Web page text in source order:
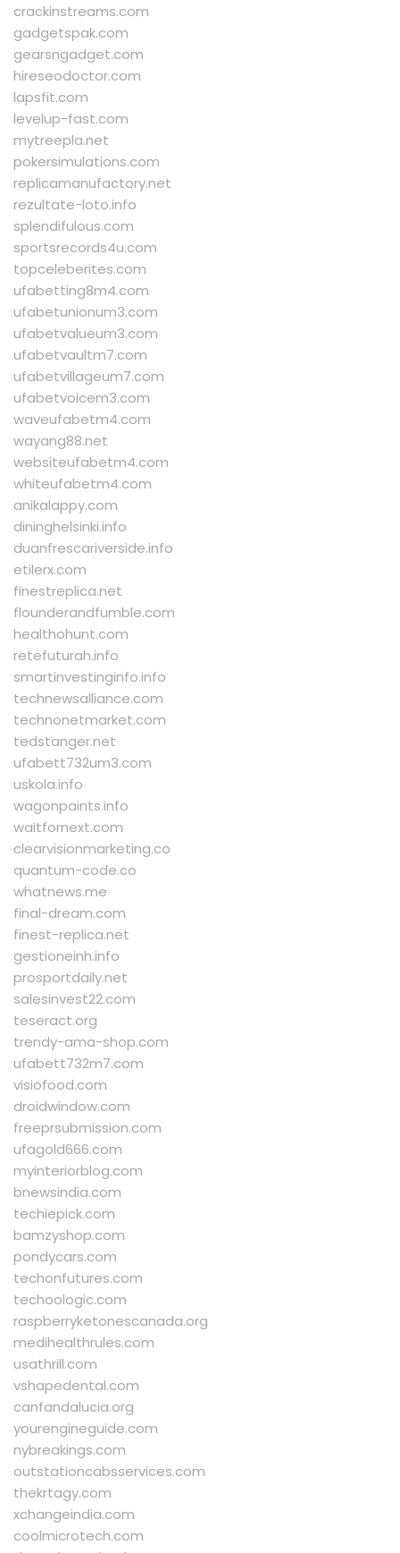
crackinstreams.com
gadgetspak.com
gearsngadget.com
hireseodoctor.com
lapsfit.com
levelup-fast.com
mytreepla.net
pokersimulations.com
replicamanufactory.net
rezultate-loto.info
splendifulous.com
sportsrecords4u.com
topceleberites.com
ufabetting8m4.com
ufabetunionum3.com
ufabetvalueum3.com
ufabetvaultm7.com
ufabetvillageum7.com
ufabetvoicem3.com
waveufabetm4.com
wayang88.net
websiteufabetm4.com
whiteufabetm4.com
anikalappy.com
dininghelsinki.info
duanfrescariverside.info
etilerx.com
finestreplica.net
flounderandfumble.com
healthohunt.com
retefuturah.info
smartinvestinginfo.info
technewsalliance.com
technonetmarket.com
tedstanger.net
ufabett732um3.com
uskola.info
wagonpaints.info
waitfornext.com
clearvisionmarketing.co
quantum-code.co
whatnews.me
final-dream.com
finest-replica.net
gestioneinh.info
prosportdaily.net
salesinvest22.com
teseract.org
trendy-ama-shop.com
ufabett732m7.com
visiofood.com
droidwindow.com
freeprsubmission.com
ufagold666.com
myinteriorblog.com
bnewsindia.com
techiepick.com
bamzyshop.com
pondycars.com
techonfutures.com
techoologic.com
raspberryketonescanada.org
medihealthrules.com
usathrill.com
vshapedental.com
canfandalucia.org
yourengineguide.com
nybreakings.com
outstationcabsservices.com
thekrtagy.com
xchangeindia.com
coolmicrotech.com